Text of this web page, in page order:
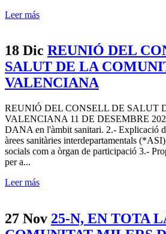
Leer más
18 Dic REUNIÓ DEL
SALUT DE LA
VALENCIANA
REUNIÓ DEL CONSELL DE SALUT
VALENCIANA 11 DE DESEMBRE
DANA en l'àmbit sanitari. 2.- Explicació
àrees sanitàries interdepartamentals
socials com a òrgan de participació 3.-
per a...
Leer más
27 Nov 25-N, EN TOTA